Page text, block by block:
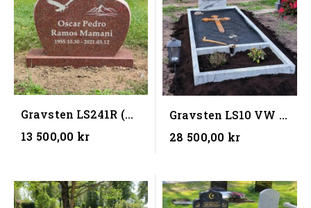
Gravsten LS241R (
60x45x10) (BxHxD)
(...
13 500,00 kr
Gravsten LS10 VW +
Gravram
(100x250x12x5 cm )
28 500,00 kr